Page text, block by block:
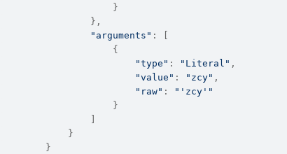
                    }
                },
"arguments" : [
                    {
"type" : "Literal" ,
"value" : "zcy" ,
"raw" :
"'zcy'"
                    }
            }
        }